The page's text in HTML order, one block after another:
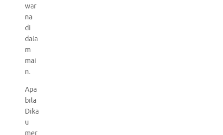
war
na
di
dala
m
mai
n.
Apa
bila
Dika
u
mer